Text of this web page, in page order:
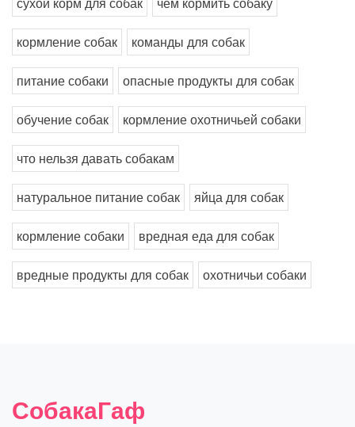
сухой корм для собак чем кормить собаку
кормление собак команды для собак
питание собаки опасные продукты для собак
обучение собак кормление охотничьей собаки
что нельзя давать собакам
натуральное питание собак яйца для собак
кормление собаки вредная еда для собак
вредные продукты для собак охотничьи собаки
СобакаГаф